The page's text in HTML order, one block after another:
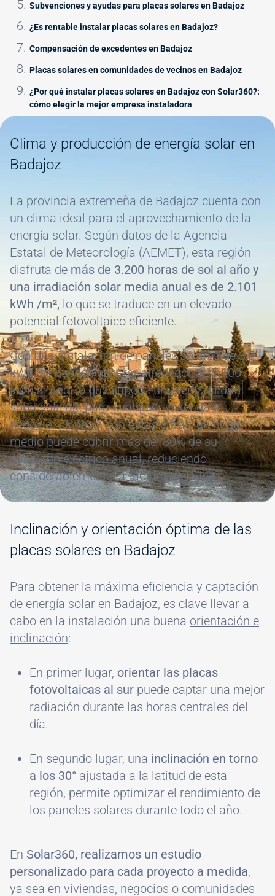
Subvenciones y ayudas para placas solares en Badajoz
¿Es rentable instalar placas solares en Badajoz?
Compensación de excedentes en Badajoz
Placas solares en comunidades de vecinos en Badajoz
¿Por qué instalar placas solares en Badajoz con Solar360?:
cómo elegir la mejor empresa instaladora
Image
Clima y producción de energía solar en
Badajoz
La provincia extremeña de Badajoz cuenta con
un clima ideal para el aprovechamiento de la
energía solar. Según datos de la Agencia
Estatal de Meteorología (AEMET), esta región
disfruta de más de 3.200 horas de sol al año y
una irradiación solar media anual es de 2.101
kWh /m², lo que se traduce en un elevado
potencial fotovoltaico eficiente.
Con una instalación de paneles solares de 3,5
kWp, se pueden generar alrededor de 5.100
kWh al año, lo que supone una rentabilidad
sobresaliente para cualquier vivienda o
negocio. Es decir, con estas cifras, un hogar
medio puede cubrir más del 80% de su
consumo eléctrico anual, reduciendo
considerablemente la factura de la luz.
Inclinación y orientación óptima de las
placas solares en Badajoz
Para obtener la máxima eficiencia y captación
de energía solar en Badajoz, es clave llevar a
cabo en la instalación una buena orientación e
inclinación:
En primer lugar, orientar las placas
fotovoltaicas al sur puede captar una mejor
radiación durante las horas centrales del
día.
En segundo lugar, una inclinación en torno
a los 30° ajustada a la latitud de esta
región, permite optimizar el rendimiento de
los paneles solares durante todo el año.
En Solar360, realizamos un estudio
personalizado para cada proyecto a medida,
ya sea en viviendas, negocios o comunidades